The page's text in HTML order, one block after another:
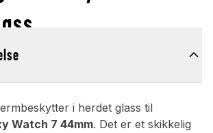
i herdet glass til
Watch 7 44mm. Det er et skikkelig